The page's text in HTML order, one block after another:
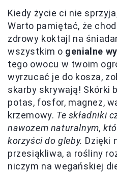
Kiedy życie ci nie
Warto pamiętać, że
zdrowy koktajl na
wszystkim o genialne
tego owocu w twoim
wyrzucać je do kosza,
skarby skrywają! Skórki
potas, fosfor, magnez,
krzemowy. Te składniki
nawozem naturalnym,
korzyści do gleby. Dzięki
przesiąkliwa, a rośliny
niczym na wegańskiej